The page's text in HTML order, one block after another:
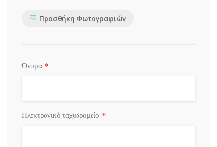
Προσθήκη Φωτογραφιών
Όνομα *
Ηλεκτρονικό ταχυδρομείο *